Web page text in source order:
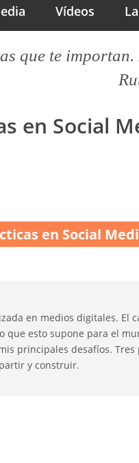
Vídeos
que te
en Social
en Social
en medios digitales. El
que esto supone para el
principales desafíos. Tres
y construir.